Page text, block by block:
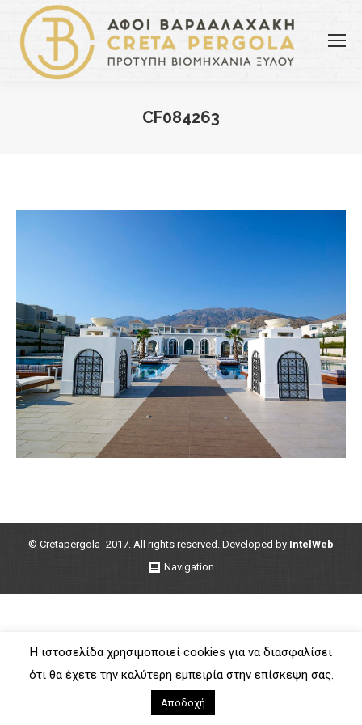
CF084263
© Cretapergola- 2017. All rights reserved. Developed by IntelWeb
Navigation
Η ιστοσελίδα χρησιμοποιεί cookies για να διασφαλίσει
ότι θα έχετε την καλύτερη εμπειρία στην επίσκεψη σας.
Αποδοχή